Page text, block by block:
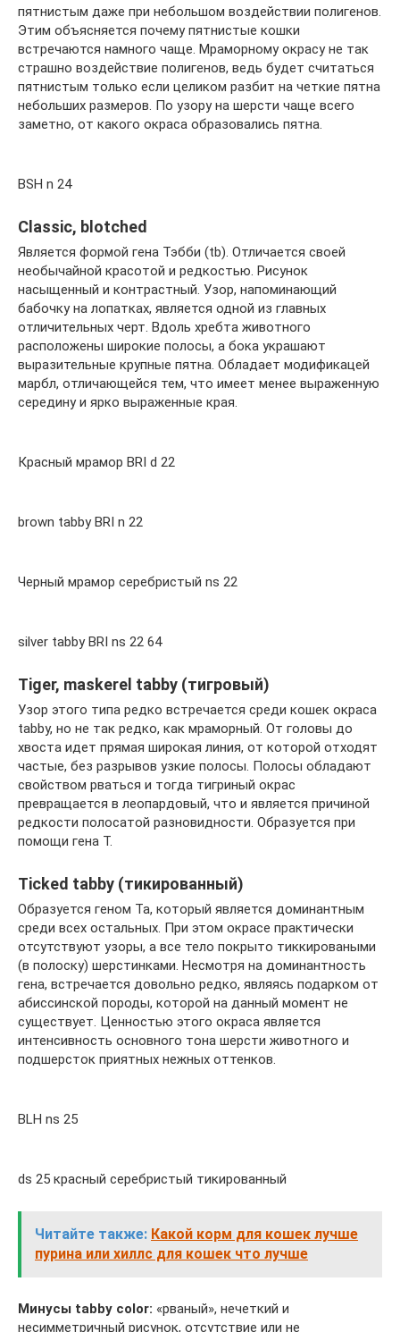
пятнистым даже при небольшом воздействии полигенов.
Этим объясняется почему пятнистые кошки
встречаются намного чаще. Мраморному окрасу не так
страшно воздействие полигенов, ведь будет считаться
пятнистым только если целиком разбит на четкие пятна
небольших размеров. По узору на шерсти чаще всего
заметно, от какого окраса образовались пятна.
BSH n 24
Classic, blotched
Является формой гена Тэбби (tb). Отличается своей
необычайной красотой и редкостью. Рисунок
насыщенный и контрастный. Узор, напоминающий
бабочку на лопатках, является одной из главных
отличительных черт. Вдоль хребта животного
расположены широкие полосы, а бока украшают
выразительные крупные пятна. Обладает модификацей
марбл, отличающейся тем, что имеет менее выраженную
середину и ярко выраженные края.
Красный мрамор BRI d 22
brown tabby BRI n 22
Черный мрамор серебристый ns 22
silver tabby BRI ns 22 64
Tiger, maskerel tabby (тигровый)
Узор этого типа редко встречается среди кошек окраса
tabby, но не так редко, как мраморный. От головы до
хвоста идет прямая широкая линия, от которой отходят
частые, без разрывов узкие полосы. Полосы обладают
свойством рваться и тогда тигриный окрас
превращается в леопардовый, что и является причиной
редкости полосатой разновидности. Образуется при
помощи гена Т.
Ticked tabby (тикированный)
Образуется геном Ta, который является доминантным
среди всех остальных. При этом окрасе практически
отсутствуют узоры, а все тело покрыто тиккироваными
(в полоску) шерстинками. Несмотря на доминантность
гена, встречается довольно редко, являясь подарком от
абиссинской породы, которой на данный момент не
существует. Ценностью этого окраса является
интенсивность основного тона шерсти животного и
подшерсток приятных нежных оттенков.
BLH ns 25
ds 25 красный серебристый тикированный
Читайте также: Какой корм для кошек лучше
пурина или хиллс для кошек что лучше
Минусы tabby color: «рваный», нечеткий и
несимметричный рисунок, отсутствие или не